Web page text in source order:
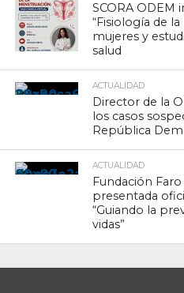
SCORA ODEM
“Fisiología de
mujeres y
salud
ACTUALIDAD
Director de la
los casos
República
ACTUALIDAD
Fundación
presentada
“Guiando la
vidas”